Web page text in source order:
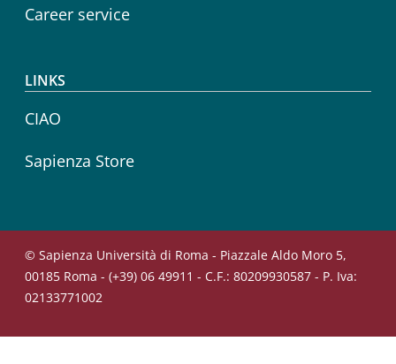
Career service
LINKS
CIAO
Sapienza Store
© Sapienza Università di Roma - Piazzale Aldo Moro 5,
00185 Roma - (+39) 06 49911 - C.F.: 80209930587 - P. Iva:
02133771002